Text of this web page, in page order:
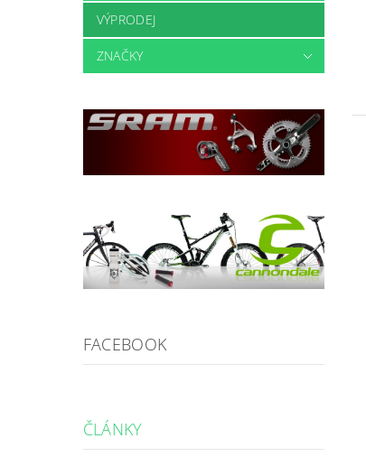
VÝPRODEJ
ZNAČKY
FACEBOOK
ČLÁNKY